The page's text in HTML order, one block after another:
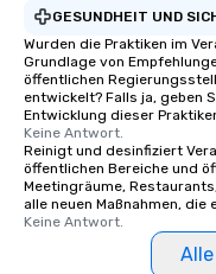
Smacking Foodie
group members never
about waiting in line to
restaurant or being
than desirable table.
everyone is treated like
immediate seating
What’s more, your
a special warm
from the restaurant
be printed featuring
GESUNDHEIT UND
Wurden die Praktiken im
Grundlage von
öffentlichen
entwickelt? Falls ja, geben
Entwicklung dieser
Keine Antwort.
Reinigt und desinfiziert
öffentlichen Bereiche und
Meetingräume,
alle neuen Maßnahmen, die
Keine Antwort.